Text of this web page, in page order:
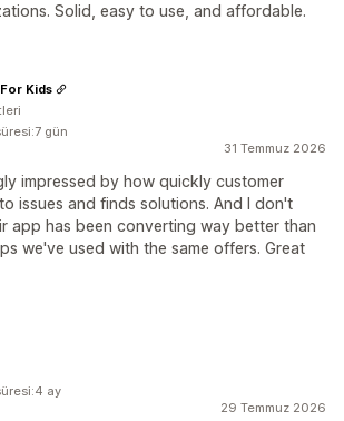
Solid, easy to use, and affordable.
31 Temmuz 2026
impressed by how quickly customer
issues and finds solutions. And I don't
app has been converting way better than
we've used with the same offers. Great
Kids
gün
29 Temmuz 2026
ay